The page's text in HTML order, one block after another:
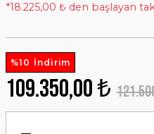
*18.225,00 ₺ den başlayan
%10 İndirim
109.350,00 ₺